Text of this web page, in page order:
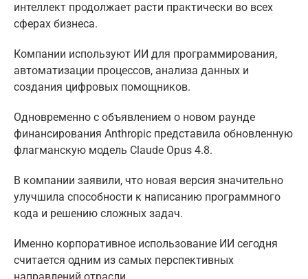
интеллект продолжает расти практически во всех
сферах бизнеса.
Компании используют ИИ для программирования,
автоматизации процессов, анализа данных и
создания цифровых помощников.
Одновременно с объявлением о новом раунде
финансирования Anthropic представила обновленную
флагманскую модель Claude Opus 4.8.
В компании заявили, что новая версия значительно
улучшила способности к написанию программного
кода и решению сложных задач.
Именно корпоративное использование ИИ сегодня
считается одним из самых перспективных